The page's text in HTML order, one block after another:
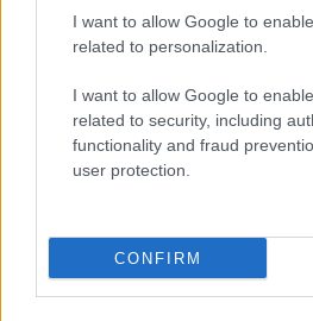
I want to allow Google to
related to personalization.
I want to allow Google to
related to security, including
functionality and fraud
user protection.
CONFIRM
Látlelet a hazai
Egyetlen, fél
múlt Bicske
Épített öröksége
Mohács a csata
évfordulójára